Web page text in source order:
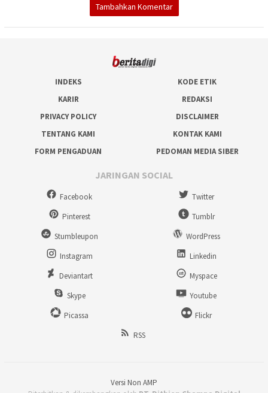
Tambahkan Komentar
INDEKS
KODE ETIK
KARIR
REDAKSI
PRIVACY POLICY
DISCLAIMER
TENTANG KAMI
KONTAK KAMI
FORM PENGADUAN
PEDOMAN MEDIA SIBER
JARINGAN SOCIAL
Facebook
Twitter
Pinterest
Tumblr
Stumbleupon
WordPress
Instagram
Linkedin
Deviantart
Myspace
Skype
Youtube
Picassa
Flickr
RSS
Versi Non AMP